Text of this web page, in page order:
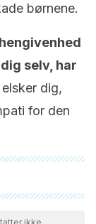
børnene.
selv, har
elsker dig,
for den
af vores team
og validitet.